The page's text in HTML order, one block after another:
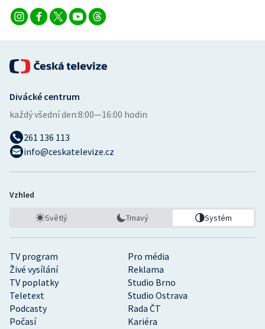
TV program
Pro média
Živé vysílání
Reklama
TV poplatky
Studio Brno
Teletext
Studio Ostrava
Podcasty
Rada ČT
Počasí
Kariéra
Divácké centrum
každý všední den:8:00—16:00 hodin
261 136 113
info@ceskatelevize.cz
Vzhled
Světlý Tmavý Systém